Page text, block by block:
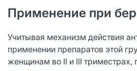
Применение при
Учитывая механизм действия
применении препаратов этой
женщинам во II и III триместрах,